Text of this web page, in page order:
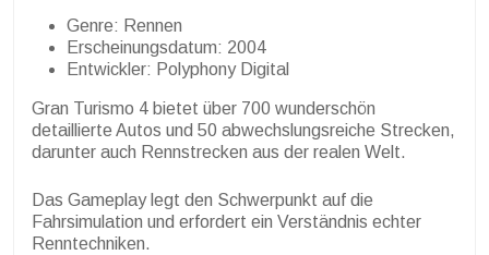
Genre: Rennen
Erscheinungsdatum: 2004
Entwickler: Polyphony Digital
Gran Turismo 4 bietet über 700 wunderschön
detaillierte Autos und 50 abwechslungsreiche Strecken,
darunter auch Rennstrecken aus der realen Welt.
Das Gameplay legt den Schwerpunkt auf die
Fahrsimulation und erfordert ein Verständnis echter
Renntechniken.